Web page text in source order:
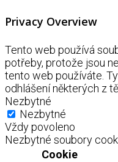
Privacy Overview
Tento web používá
potřeby, protože jsou
tento web používáte.
odhlášení některých z
Nezbytné
Nezbytné
Vždy povoleno
Nezbytné soubory
Cookie